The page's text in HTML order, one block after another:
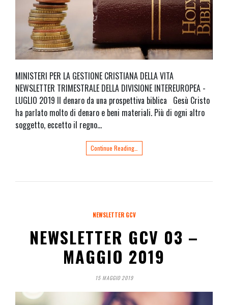
MINISTERI PER LA GESTIONE CRISTIANA DELLA VITA
NEWSLETTER TRIMESTRALE DELLA DIVISIONE INTEREUROPEA -
LUGLIO 2019 Il denaro da una prospettiva biblica Gesù Cristo
ha parlato molto di denaro e beni materiali. Più di ogni altro
soggetto, eccetto il regno…
Continue Reading…
NEWSLETTER GCV
NEWSLETTER GCV 03 –
MAGGIO 2019
15 MAGGIO 2019